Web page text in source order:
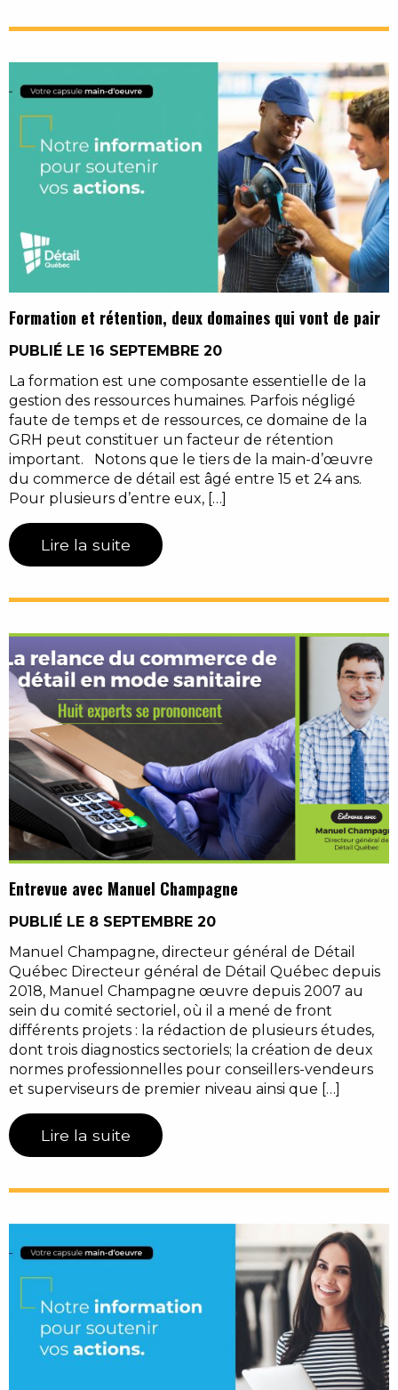
Formation et rétention, deux domaines qui vont de pair
PUBLIÉ LE 16 SEPTEMBRE 20
La formation est une composante essentielle de la
gestion des ressources humaines. Parfois négligé
faute de temps et de ressources, ce domaine de la
GRH peut constituer un facteur de rétention
important. Notons que le tiers de la main-d’œuvre
du commerce de détail est âgé entre 15 et 24 ans.
Pour plusieurs d’entre eux, […]
Lire la suite
Entrevue avec Manuel Champagne
PUBLIÉ LE 8 SEPTEMBRE 20
Manuel Champagne, directeur général de Détail
Québec Directeur général de Détail Québec depuis
2018, Manuel Champagne œuvre depuis 2007 au
sein du comité sectoriel, où il a mené de front
différents projets : la rédaction de plusieurs études,
dont trois diagnostics sectoriels; la création de deux
normes professionnelles pour conseillers-vendeurs
et superviseurs de premier niveau ainsi que […]
Lire la suite